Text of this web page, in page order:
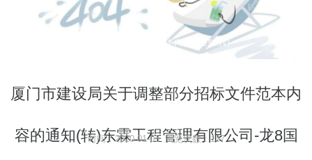
于调整部分招标文件范本内容的通知(转)
厦门市建设局关于调整部分招标文件范本内
容的通知(转)东霖工程管理有限公司-龙8国
时间：2020-01-03 浏览次数：137